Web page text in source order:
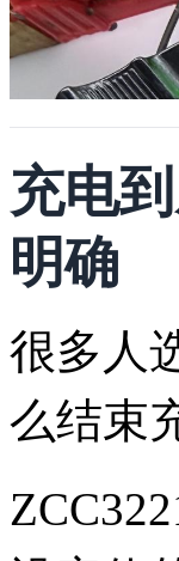
充电
明确
很多人
么结束